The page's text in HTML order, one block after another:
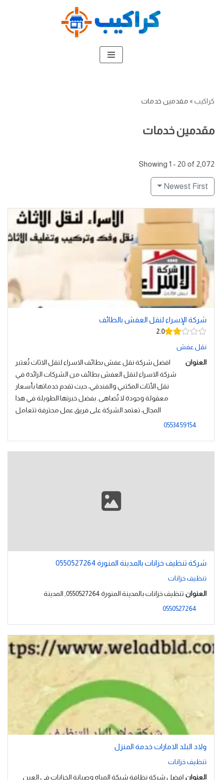
كراكيب» مقدمين خدمات
مقدمين خدمات
Showing 1 - 20 of 2,072
Newest First
شركة الإسراء لنقل العفش بالطائف
2.0
نقل عفش
العنوان
افضل شركة نقل عفش بطائف الاسراء لنقل الاثاث تُعتبر
شركة الاسراء لنقل العفش بطائف من الشركات الرائدة في
نقل الأثاث المكتبي والفندقي، حيث تقدم خدماتها بأسعار
معقولة وجودة لا تُضاهى. بفضل خبرتها الطويلة في هذا
المجال، تعتمد الشركة على فريق عمل محترفة تتعامل
0553459154
شركة تنظيف خزانات بالمدينة المنورة 0550527264
تنظيف خزانات
العنوان تنظيف خزانات بالمدينة المنورة 0550527264, المدينة
0550527264
ولاد البلد الامارات خدمة المنزل
تنظيف خزانات
العنوان افضل شركة نظافة شبكة المياه وصيانة الخزانات في العين